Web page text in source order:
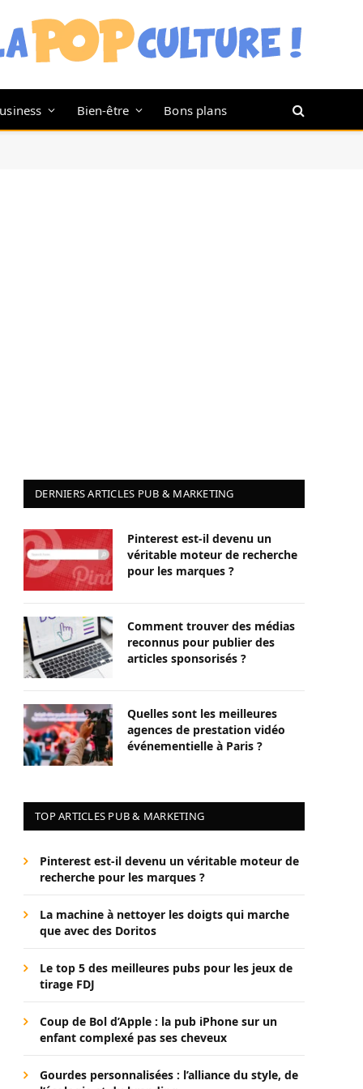
Bien-être Bons plans
DERNIERS ARTICLES PUB & MARKETING
Pinterest est-il devenu un
véritable moteur de recherche
pour les marques ?
Comment trouver des médias
reconnus pour publier des
articles sponsorisés ?
Quelles sont les meilleures
agences de prestation vidéo
événementielle à Paris ?
TOP ARTICLES PUB & MARKETING
Pinterest est-il devenu un véritable moteur de
recherche pour les marques ?
La machine à nettoyer les doigts qui marche
que avec des Doritos
Le top 5 des meilleures pubs pour les jeux de
tirage FDJ
Coup de Bol d’Apple : la pub iPhone sur un
enfant complexé pas ses cheveux
Gourdes personnalisées : l’alliance du style, de